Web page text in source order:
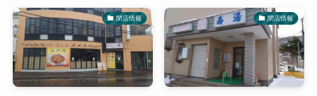
閉店情報 閉店情報